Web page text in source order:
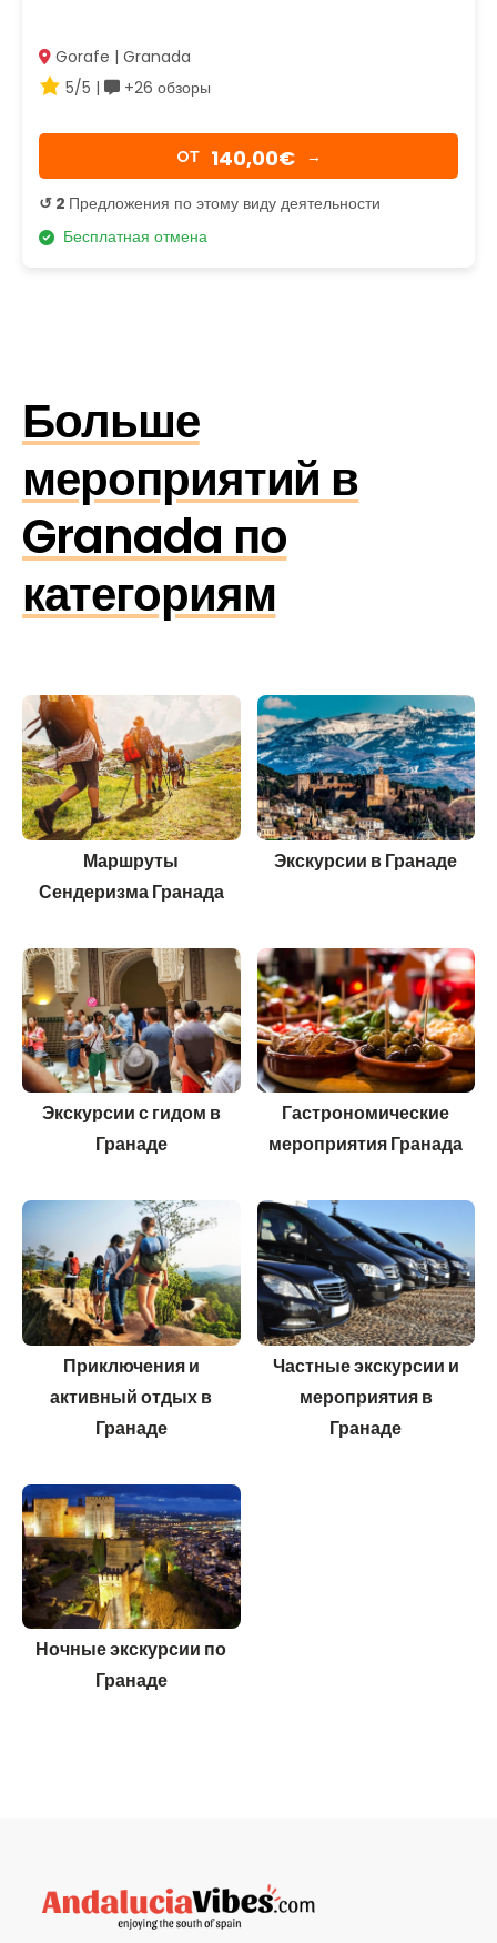
Gorafe | Granada
5/5 |
+26 обзоры
OТ 140,00€ →
↺ 2 Предложения по этому виду деятельности
Бесплатная отмена
Больше
мероприятий в
Granada по
категориям
Маршруты
Сендеризма Гранада
Экскурсии в Гранаде
Экскурсии с гидом в
Гранаде
Гастрономические
мероприятия Гранада
Приключения и
активный отдых в
Гранаде
Частные экскурсии и
мероприятия в
Гранаде
Ночные экскурсии по
Гранаде